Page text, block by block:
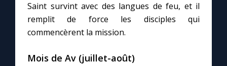
Saint survint avec des langues de feu, et il
remplit de force les disciples qui
commencèrent la mission.
Mois de Av (juillet-août)